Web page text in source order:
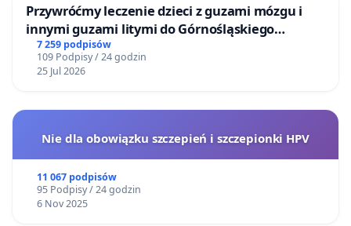
Przywróćmy leczenie dzieci z guzami mózgu i
innymi guzami litymi do Górnośląskiego
Centrum Zdrowia Dziecka w Katowicach
7 259 podpisów
109 Podpisy / 24 godzin
25 Jul 2026
Nie dla obowiązku szczepień i szczepionki HPV
11 067 podpisów
95 Podpisy / 24 godzin
6 Nov 2025